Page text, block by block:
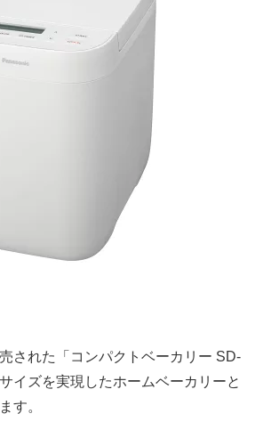
された「コンパクトベーカリー SD-
イズを実現したホームベーカリーと
す。